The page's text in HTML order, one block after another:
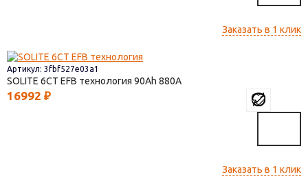
Заказать в 1 клик
Артикул: 3fbf527e03a1
SOLITE 6СТ EFB технология 90 880
16992 ₽
Заказать в 1 клик